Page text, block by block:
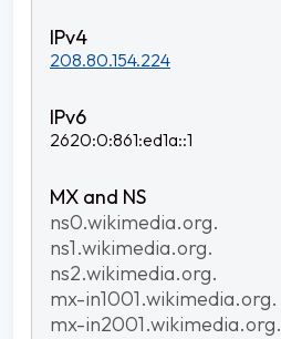
208.80.154.224
2620:0:861:ed1a::1
ns0.wikimedia.org.
ns1.wikimedia.org.
ns2.wikimedia.org.
mx-in1001.wikimedia.org.
mx-in2001.wikimedia.org.